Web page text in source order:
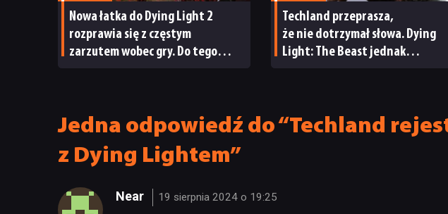
Nowa łatka do Dying Light 2
rozprawia się z częstym
zarzutem wobec gry. Do tego
Techland przeprasza,
że nie dotrzymał słowa. Dying
Light: The Beast jednak
Jedna odpowiedź do “Techland
z Dying Lightem”
Near 19 sierpnia 2024 o 19:25